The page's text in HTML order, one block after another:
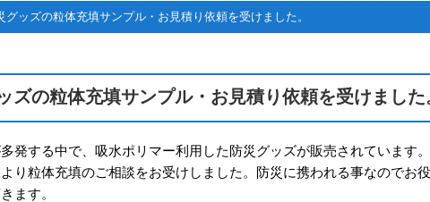
グッズの粒体充填サンプル・お見積り依頼を受けました。
ズの粒体充填サンプル・お見積り依頼を受けました
発する中で、吸水ポリマー利用した防災グッズが販売されています
り粒体充填のご相談をお受けしました。防災に携われる事なのでお
ます。